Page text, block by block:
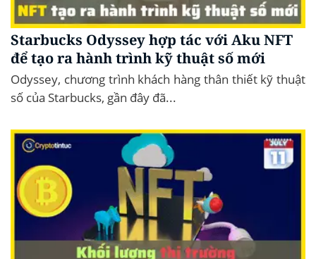
Starbucks Odyssey hợp tác với Aku NFT
để tạo ra hành trình kỹ thuật số mới
Odyssey, chương trình khách hàng thân thiết kỹ thuật
số của Starbucks, gần đây đã...